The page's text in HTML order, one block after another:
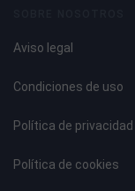
Aviso legal
Condiciones de uso
Política de privacidad
Política de cookies